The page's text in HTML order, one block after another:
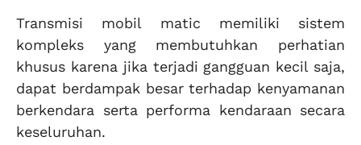
Transmisi mobil matic memiliki sistem
kompleks yang membutuhkan perhatian
khusus karena jika terjadi gangguan kecil saja,
dapat berdampak besar terhadap kenyamanan
berkendara serta performa kendaraan secara
keseluruhan.